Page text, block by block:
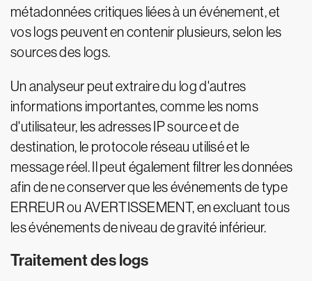
métadonnées critiques liées à un événement, et
vos logs peuvent en contenir plusieurs, selon les
sources des logs.
Un analyseur peut extraire du log d'autres
informations importantes, comme les noms
d'utilisateur, les adresses IP source et de
destination, le protocole réseau utilisé et le
message réel. Il peut également filtrer les données
afin de ne conserver que les événements de type
ERREUR ou AVERTISSEMENT, en excluant tous
les événements de niveau de gravité inférieur.
Traitement des logs